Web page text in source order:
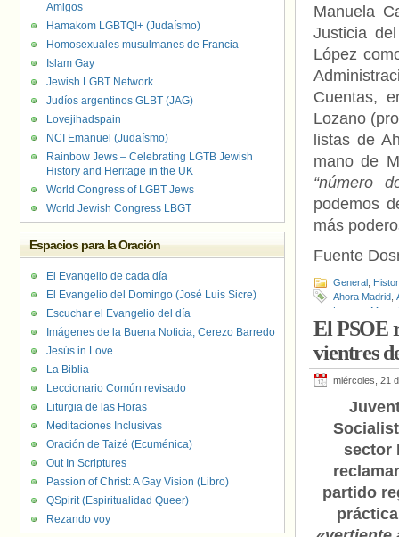
Manuela
Justicia
López
Cuentas,
Lozano
listas de
mano de
“número
podemos
más
Fuente
General
Ahora Madrid
Lozano
Marta
El PSOE
vientres
miércoles, 21
sector
partido
Amigos
Hamakom LGBTQI+ (Judaísmo)
Homosexuales musulmanes de Francia
Islam Gay
Jewish LGBT Network
Judíos argentinos GLBT (JAG)
Lovejihadspain
NCI Emanuel (Judaísmo)
Rainbow Jews – Celebrating LGTB Jewish
History and Heritage in the UK
World Congress of LGBT Jews
World Jewish Congress LBGT
Espacios para la Oración
El Evangelio de cada día
El Evangelio del Domingo (José Luis Sicre)
Escuchar el Evangelio del día
Imágenes de la Buena Noticia, Cerezo Barredo
Jesús in Love
La Biblia
Leccionario Común revisado
Liturgia de las Horas
Meditaciones Inclusivas
Oración de Taizé (Ecuménica)
Out In Scriptures
Passion of Christ: A Gay Vision (Libro)
QSpirit (Espiritualidad Queer)
Rezando voy